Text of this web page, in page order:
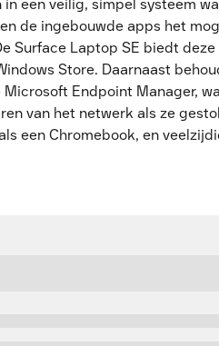
een veilig, simpel systeem
de ingebouwde apps het
Surface Laptop SE biedt
Store. Daarnaast
Endpoint Manager,
van het netwerk als ze
een Chromebook, en